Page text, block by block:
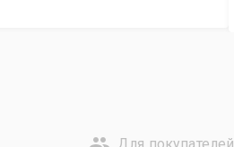
Для покупателей